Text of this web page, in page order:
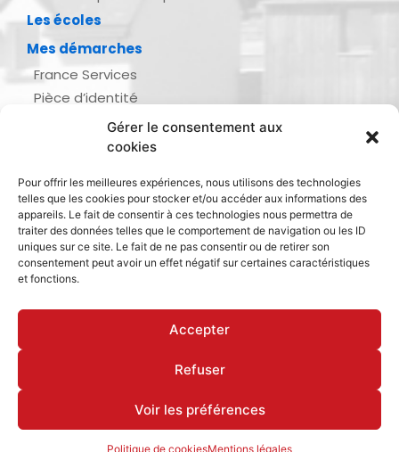
Gérer le consentement aux
cookies
Pour offrir les meilleures expériences, nous utilisons des technologies
telles que les cookies pour stocker et/ou accéder aux informations des
appareils. Le fait de consentir à ces technologies nous permettra de
traiter des données telles que le comportement de navigation ou les ID
uniques sur ce site. Le fait de ne pas consentir ou de retirer son
consentement peut avoir un effet négatif sur certaines caractéristiques
et fonctions.
Accepter
Refuser
Voir les préférences
Politique de cookiesMentions légales
Les écoles
Mes démarches
France Services
Pièce d’identité
Demande d’actes d’état civil
Inscription listes électorales
Recensement militaire
Le journal de ma ville
Gestion des déchets
Mentions légales & politique de confidentialité
Déclaration d’accessibilité